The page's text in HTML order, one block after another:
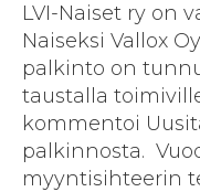
LVI-Naiset ry on
Naiseksi Vallox
palkinto on
taustalla
kommentoi
palkinnosta.
myyntisihteerin